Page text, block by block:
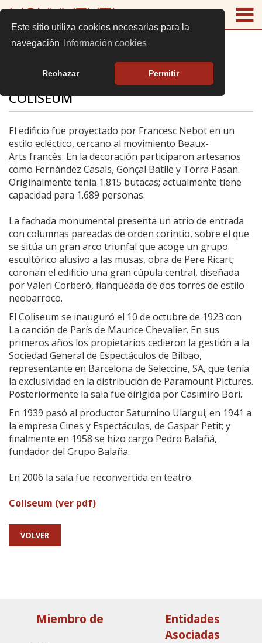
Este sitio utiliza cookies necesarias para la
navegación
Información cookies
Rechazar Permitir
COLISEUM
El edificio fue proyectado por Francesc Nebot en un
estilo ecléctico, cercano al movimiento Beaux-
Arts francés. En la decoración participaron artesanos
como Fernández Casals, Gonçal Batlle y Torra Pasan.
Originalmente tenía 1.815 butacas; actualmente tiene
capacidad para 1.689 personas.
La fachada monumental presenta un atrio de entrada
con columnas pareadas de orden corintio, sobre el que
se sitúa un gran arco triunfal que acoge un grupo
escultórico alusivo a las musas, obra de Pere Ricart;
coronan el edificio una gran cúpula central, diseñada
por Valeri Corberó, flanqueada de dos torres de estilo
neobarroco.
El Coliseum se inauguró el 10 de octubre de 1923 con
La canción de París de Maurice Chevalier. En sus
primeros años los propietarios cedieron la gestión a la
Sociedad General de Espectáculos de Bilbao,
representante en Barcelona de Seleccine, SA, que tenía
la exclusividad en la distribución de Paramount Pictures.
Posteriormente la sala fue dirigida por Casimiro Bori.
En 1939 pasó al productor Saturnino Ulargui; en 1941 a
la empresa Cines y Espectáculos, de Gaspar Petit; y
finalmente en 1958 se hizo cargo Pedro Balañá,
fundador del Grupo Balaña.
En 2006 la sala fue reconvertida en teatro.
Coliseum (ver pdf)
VOLVER
Miembro de
Entidades
Asociadas